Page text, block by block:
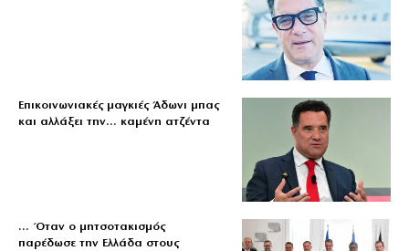
Επικοινωνιακές μαγκιές Άδωνι μπας
και αλλάξει την… καμένη ατζέντα
… Όταν ο μητσοτακισμός
παρέδωσε την Ελλάδα στους